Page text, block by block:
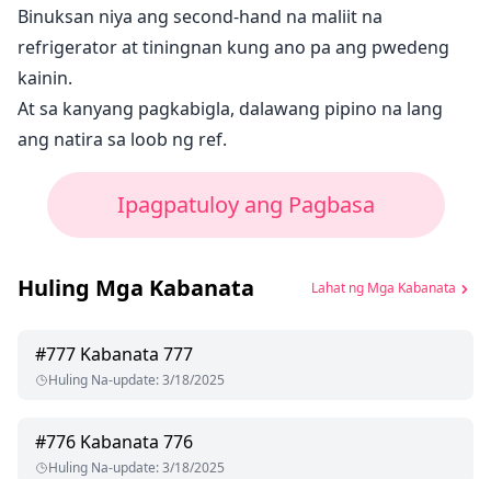
Binuksan niya ang second-hand na maliit na
refrigerator at tiningnan kung ano pa ang pwedeng
kainin.
At sa kanyang pagkabigla, dalawang pipino na lang
ang natira sa loob ng ref.
Ipagpatuloy ang Pagbasa
Huling Mga Kabanata Lahat ng Mga Kabanata
#777 Kabanata 777
Huling Na-update:3/18/2025
#776 Kabanata 776
Huling Na-update:3/18/2025